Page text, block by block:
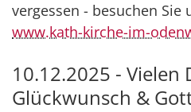
vergessen - besuchen Sie
www.kath-kirche-im-
10.12.2025 - Vielen
Glückwunsch &